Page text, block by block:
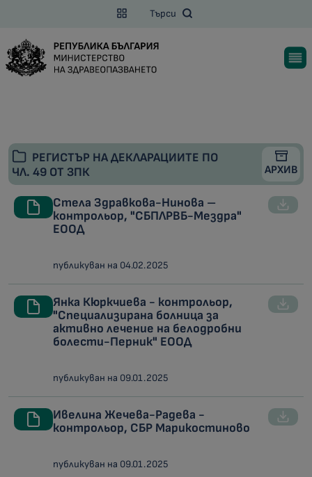
Търси
РЕГИСТЪР НА ДЕКЛАРАЦИИТЕ ПО
ЧЛ. 49 ОТ ЗПК
АРХИВ
Стела Здравкова-Нинова –
контрольор, "СБПЛРВБ-Мездра"
ЕООД
публикуван на 04.02.2025
Янка Кюркчиева - контрольор,
"Специализирана болница за
активно лечение на белодробни
болести-Перник" ЕООД
публикуван на 09.01.2025
Ивелина Жечева-Радева -
контрольор, СБР Марикостиново
публикуван на 09.01.2025